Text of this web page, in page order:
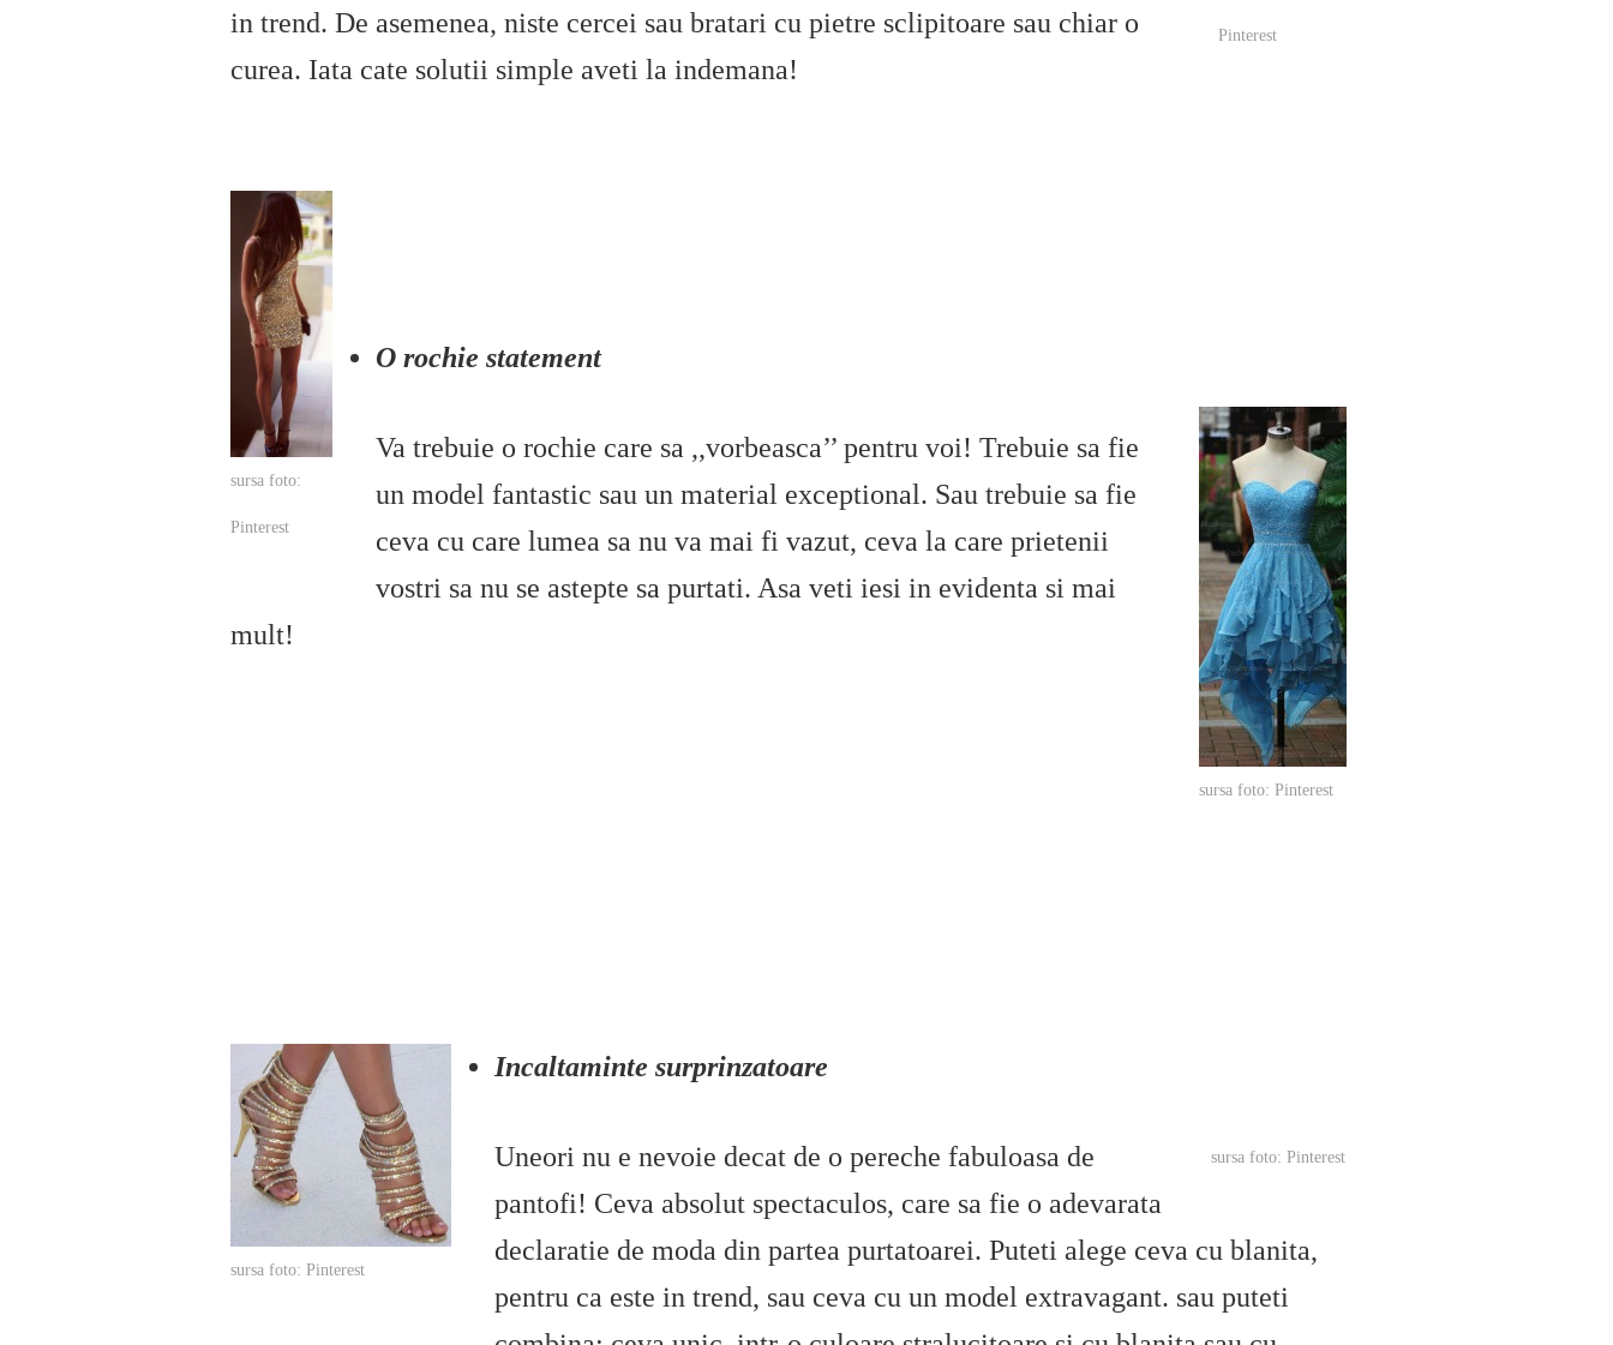
Pinterest
in trend. De asemenea, niste cercei sau bratari cu pietre sclipitoare sau chiar o
curea. Iata cate solutii simple aveti la indemana!
sursa foto:
Pinterest
O rochie statement
sursa foto: Pinterest
Va trebuie o rochie care sa ,,vorbeasca’’ pentru voi! Trebuie sa fie
un model fantastic sau un material exceptional. Sau trebuie sa fie
ceva cu care lumea sa nu va mai fi vazut, ceva la care prietenii
vostri sa nu se astepte sa purtati. Asa veti iesi in evidenta si mai
mult!
sursa foto: Pinterest
Incaltaminte surprinzatoare
sursa foto: Pinterest
Uneori nu e nevoie decat de o pereche fabuloasa de
pantofi! Ceva absolut spectaculos, care sa fie o adevarata
declaratie de moda din partea purtatoarei. Puteti alege ceva cu blanita,
pentru ca este in trend, sau ceva cu un model extravagant. sau puteti